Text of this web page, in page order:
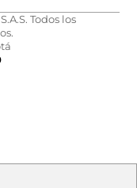
Todos los